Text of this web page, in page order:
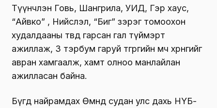
Түүнчлэн Говь, Шангрила, УИД, Гэр хаус,
“Айвко” , Нийслэл, “Биг” зэрэг томоохон
худалдааны төвд гарсан гал түймэрт
ажиллаж, 3 тэрбум гаруй төгрөгийн өмч хөрөнгийг
авран хамгаалж, хамт олноо манлайлан
ажилласан байна.
Бүгд найрамдах Өмнөд судан улс дахь НҮБ-